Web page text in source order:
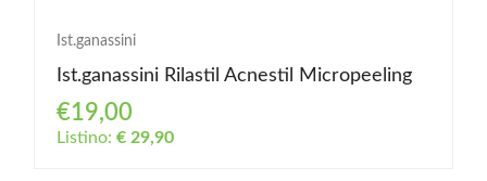
Ist.ganassini
Ist.ganassini Rilastil Acnestil Micropeeling
€19,00
Listino: € 29,90